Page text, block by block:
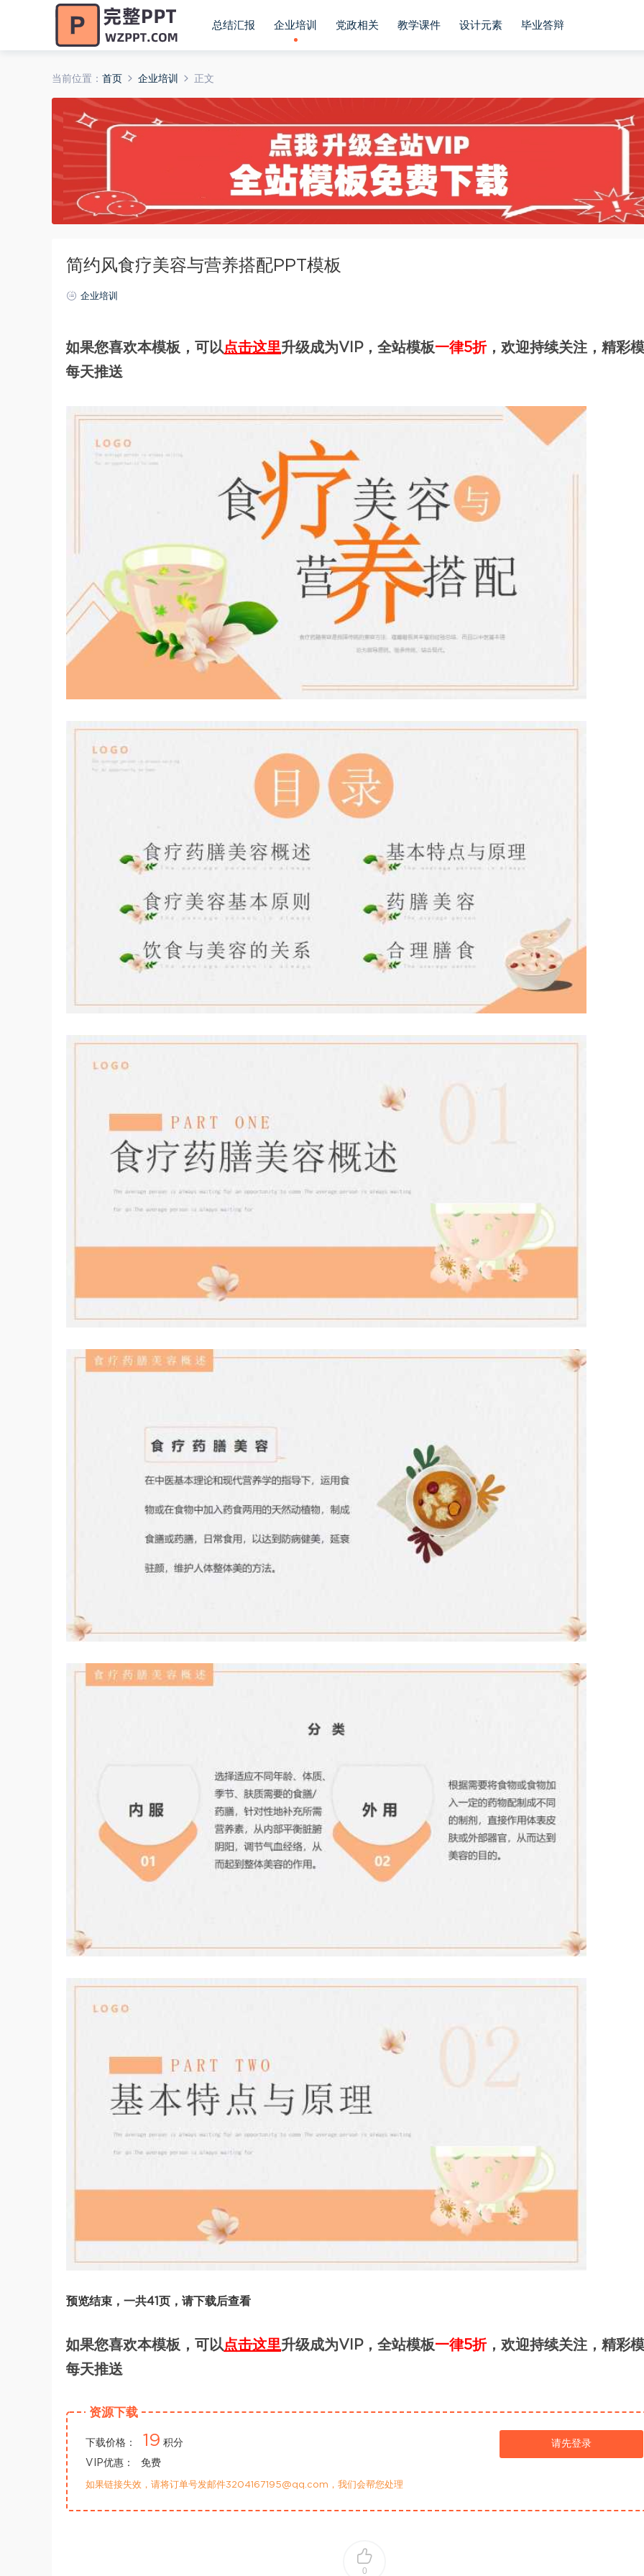
总结汇报 企业培训 党政相关 教学课件 设计元素 毕业答辩
当前位置： 首页 企业培训 正文
简约风食疗美容与营养搭配PPT模板
企业培训
如果您喜欢本模板，可以点击这里升级成为VIP，全站模板一律5折，欢迎持续关注，精彩
每天推送
预览结束，一共41页，请下载后查看
如果您喜欢本模板，可以点击这里升级成为VIP，全站模板一律5折，欢迎持续关注，精彩
每天推送
资源下载
下载价格： 19 积分
VIP优惠：
免费
请先登录
如果链接失效，请将订单号发邮件3204167195@qq.com，我们会帮您处理
0